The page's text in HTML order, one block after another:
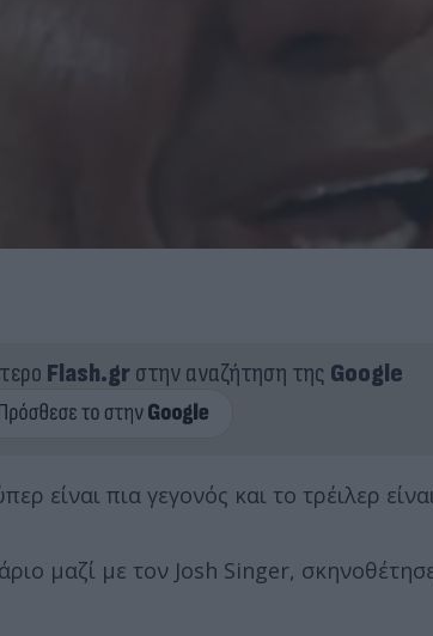
Flash.grστην αναζήτηση της Google
είναι πια γεγονός και το τρέιλερ
μαζί με τον Josh Singer,